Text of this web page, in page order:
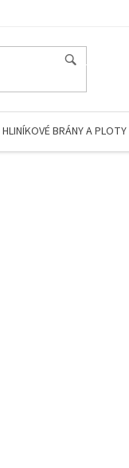
HLINÍKOVÉ BRÁNY A PLOTY